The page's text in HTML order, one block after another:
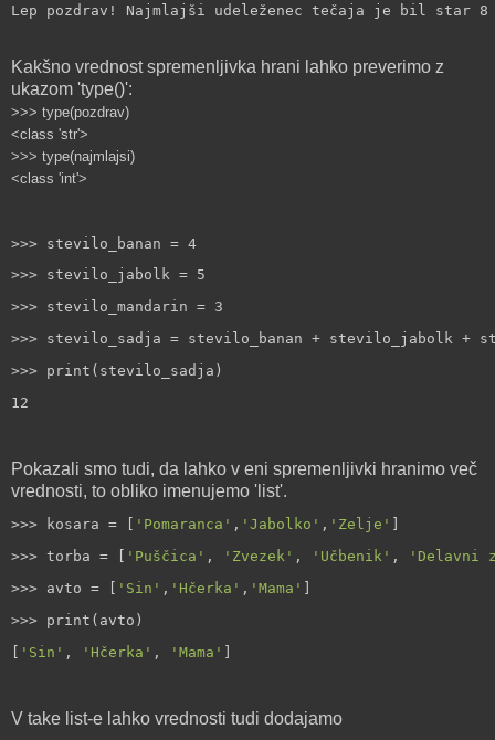
Lep pozdrav! Najmlajši udeleženec tečaja je bil
Kakšno vrednost spremenljivka hrani lahko preverimo z
ukazom 'type()':
>>> type(pozdrav)
<class 'str'>
>>> type(najmlajsi)
<class 'int'>
>>> stevilo_banan = 4
>>> stevilo_jabolk = 5
>>> stevilo_mandarin = 3
>>> stevilo_sadja = stevilo_banan + stevilo_jabolk +
>>> print(stevilo_sadja)
12
Pokazali smo tudi, da lahko v eni spremenljivki hranimo več
vrednosti, to obliko imenujemo 'list'.
>>> kosara = [ 'Pomaranca' , 'Jabolko' , 'Zelje'
>>> torba = [
'Puščica' , 'Zvezek' , 'Učbenik' ,
'Delavni
>>> avto = [
'Sin' , 'Hčerka' , 'Mama'
>>> print(avto)
'Sin' , 'Hčerka' , 'Mama'
V take list-e lahko vrednosti tudi dodajamo